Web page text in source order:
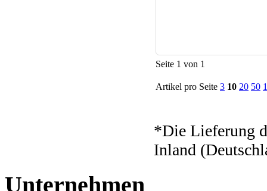
Seite 1 von 1
Artikel pro Seite 3 10 20 50
*Die Lieferung
Inland
Unternehmen